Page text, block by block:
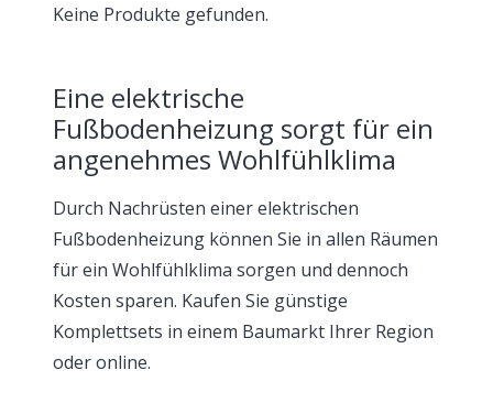
Keine Produkte gefunden.
Eine elektrische
Fußbodenheizung sorgt für ein
angenehmes Wohlfühlklima
Durch Nachrüsten einer elektrischen
Fußbodenheizung können Sie in allen Räumen
für ein Wohlfühlklima sorgen und dennoch
Kosten sparen. Kaufen Sie günstige
Komplettsets in einem Baumarkt Ihrer Region
oder online.